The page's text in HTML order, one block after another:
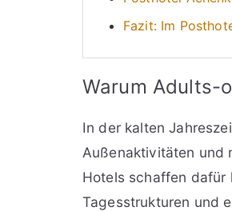
Fazit: Im
Warum Adults-
In der kalten
Außenaktivitäten und
Hotels schaffen dafür
Tagesstrukturen und